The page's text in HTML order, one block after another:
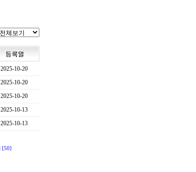
2025-10-20
2025-10-20
2025-10-20
2025-10-13
2025-10-13
[50]